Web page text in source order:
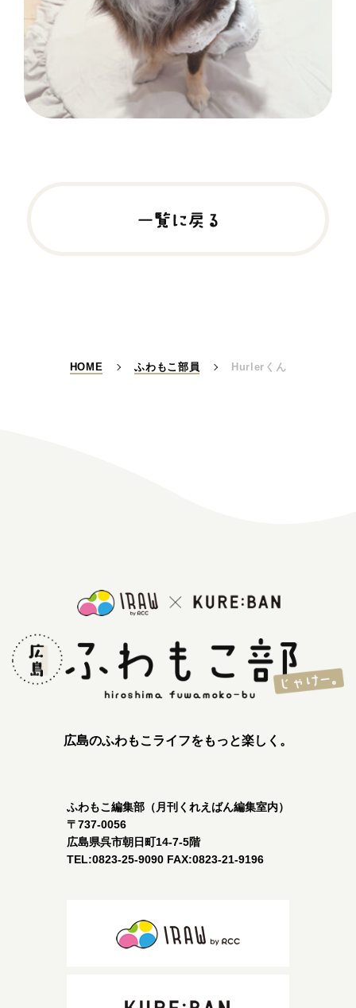
HOME ふわもこ部員 Hurlerくん
広島のふわもこライフをもっと楽しく。
ふわもこ編集部（月刊くれえばん編集室内）
〒737-0056
広島県呉市朝日町14-7-5階
TEL:0823-25-9090 FAX:0823-21-9196